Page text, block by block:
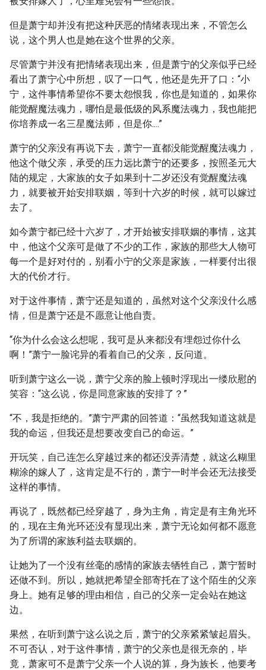
但是萧宁却并没有把这种厌恶的情绪表现出来，不管怎么
说，这个男人也是她在这个世界的父亲。
尽管萧宁并没有把情绪表现出来，但是萧宁的父亲似乎已经
看出了萧宁心中所想，叹了一口气，他还是先开了口：“小
宁，这件事情希望你不要太怨恨我，你也是知道的，如果你
能觉醒魔法魂力，哪怕是最低级的风系魔法魂力，我也能把
你培养成一名三星魔法师，但是你....”
萧宁的父亲没有再说下去，萧宁一直都没能觉醒魔法魂力，
他这个做父亲，承受的压力远比萧宁的还要多，按照圣元大
陆的规定，大家族的女子如果到十二岁还没有觉醒魔法魂
力，就要被开始安排联姻，等到十六岁的时候，就可以嫁过
去了。
如今萧宁都已经十六岁了，才开始被安排联姻的事情，这其
中，他这个父亲可是做了不少的工作，家族的那些大人物可
每一个是好对付的，别看小宁的父亲是家族，一样要付出很
大的代价才行。
对于这件事情，萧宁还是知道的，虽然对这个父亲没什么感
情，但是萧宁还是不愿意让他自责。
“你为什么会这么想呢，我可是从来都没有埋怨过你什么
啊！”萧宁一脸诧异的看着自己的父亲，反问道。
听到萧宁这么一说，萧宁父亲的脸上顿时浮现出一缕欣慰的
笑容：“这么说，你是同意家族的安排了？”
“不，我是拒绝的。”萧宁严肃的回答道：“虽然我知道这就是
我的命运，但我还是想要改变自己的命运。”
开玩笑，自己连怎么穿越过来的都还没弄清楚，就这么糊里
糊涂的嫁人了，这肯定是不行的，萧宁一时半会还无法接受
这样的事情。
再说了，既然都已经穿越了，身为主角，肯定是有主角光环
的，现在主角光环还没有显现出来，萧宁无论如何都不愿意
为了所谓的家族利益去联姻的。
让她为了一个没有丝毫的感情的家族去牺牲自己，萧宁暂时
还做不到。所以，她就把希望全部寄托在了这个陌生的父亲
身上。她有足够的理由相信，自己的父亲一定会站在她这
边。
果然，在听到萧宁这么说之后，萧宁的父亲紧紧皱起眉头。
不可否认，对于这件事情，萧宁的父亲也是很无奈的，毕
竟，萧家可不是萧宁父亲一个人说的算，身为族长，他要考